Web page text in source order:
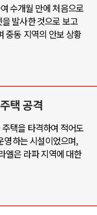
수개월 만에 처음으로
발사한 것으로 보고
중동 지역의 안보 상황
택 공격
택을 타격하여 적어도
영하는 시설이었으며,
엘은 라파 지역에 대한